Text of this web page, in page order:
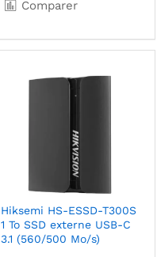
Comparer
Hiksemi HS-ESSD-T300S
1 To SSD externe USB-C
3.1 (560/500 Mo/s)